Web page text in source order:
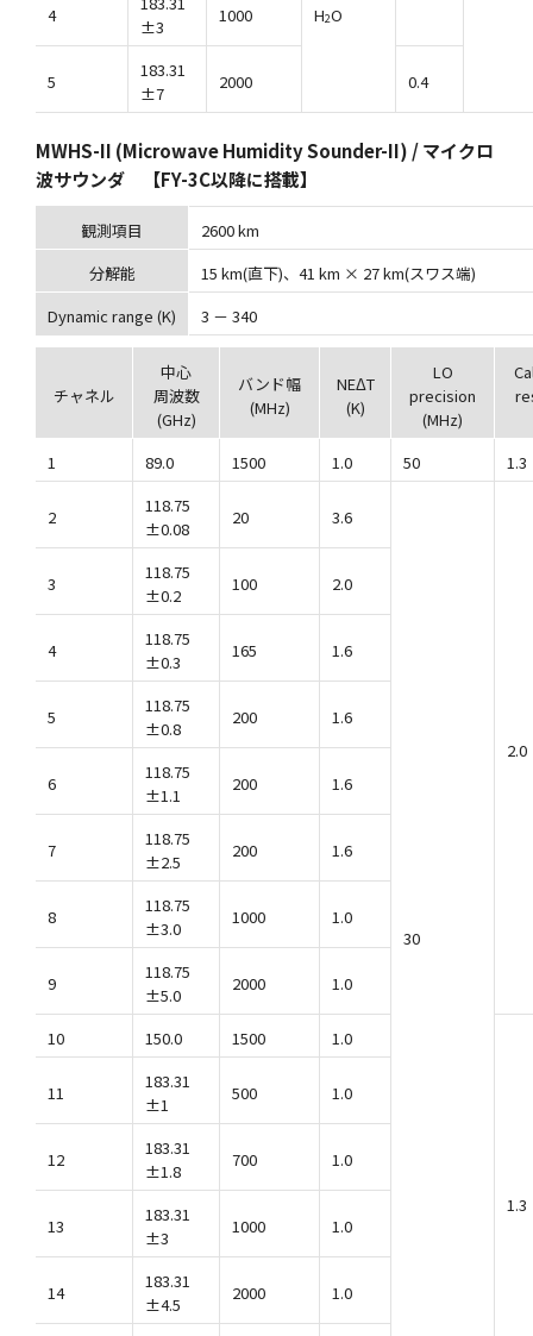
H2O
4
±3
1000
5
183.31
±7
2000 0.4
MWHS-II (Microwave Humidity Sounder-II) / マイクロ
波サウンダ 【FY-3C以降に搭載】
観測項目
2600 km
分解能
15 km(直下)、41 km × 27 km(スワス端)
Dynamic range (K)
3 － 340
チャネル
中心
周波数
(GHz)
バンド幅
(MHz)
NEΔT
(K)
LO
precision
(MHz)
1 89.0 1500 1.0 50 1.3
2
118.75
±0.08
20 3.6
30
2.0
3
118.75
±0.2
100 2.0
4
118.75
±0.3
165 1.6
5
118.75
±0.8
200 1.6
6
118.75
±1.1
200 1.6
7
118.75
±2.5
200 1.6
8
118.75
±3.0
1000 1.0
9
118.75
±5.0
2000 1.0
10 150.0 1500 1.0
1.3
11
183.31
±1
500 1.0
12
183.31
±1.8
700 1.0
13
183.31
±3
1000 1.0
14
183.31
±4.5
2000 1.0